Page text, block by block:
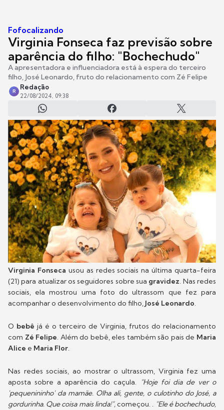
Fofocalizando
Virginia Fonseca faz previsão sobre
aparência do filho: "Bochechudo"
A apresentadora e influenciadora está à espera do terceiro
filho, José Leonardo, fruto do relacionamento com Zé Felipe
R
Redação
22/08/2024, 09:38
Virginia Fonseca usou as redes sociais na última quarta-feira
(21) para atualizar os seguidores sobre sua gravidez. Nas redes
sociais, ela mostrou uma foto do ultrassom que fez para
acompanhar o desenvolvimento do filho,José Leonardo.
O bebê já é o terceiro de Virginia, frutos do relacionamento
com Zé Felipe. Além do bebê, eles também são pais de Maria
Alice e Maria Flor.
Nas redes sociais, ao mostrar o ultrassom, Virginia fez uma
aposta sobre a aparência do caçula.
"Hoje foi dia de ver o
'pequenininho' da mamãe. Olha ali, gente, o culotinho do José, a
gordurinha. Que coisa mais linda!",começou. . "Ele é bochechudo,